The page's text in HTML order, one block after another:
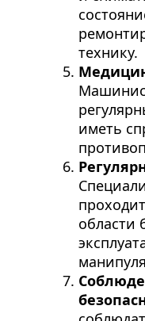
технику.
иметь
области